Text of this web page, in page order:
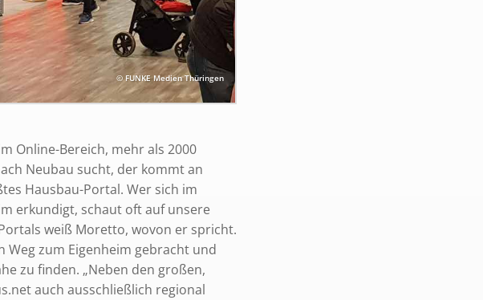
© FUNKE Medien Thüringen
Online-Bereich, mehr als 2000
Neubau sucht, der kommt an
Hausbau-Portal. Wer sich im
erkundigt, schaut oft auf unsere
weiß Moretto, wovon er spricht.
Weg zum Eigenheim gebracht und
zu finden. „Neben den großen,
auch ausschließlich regional